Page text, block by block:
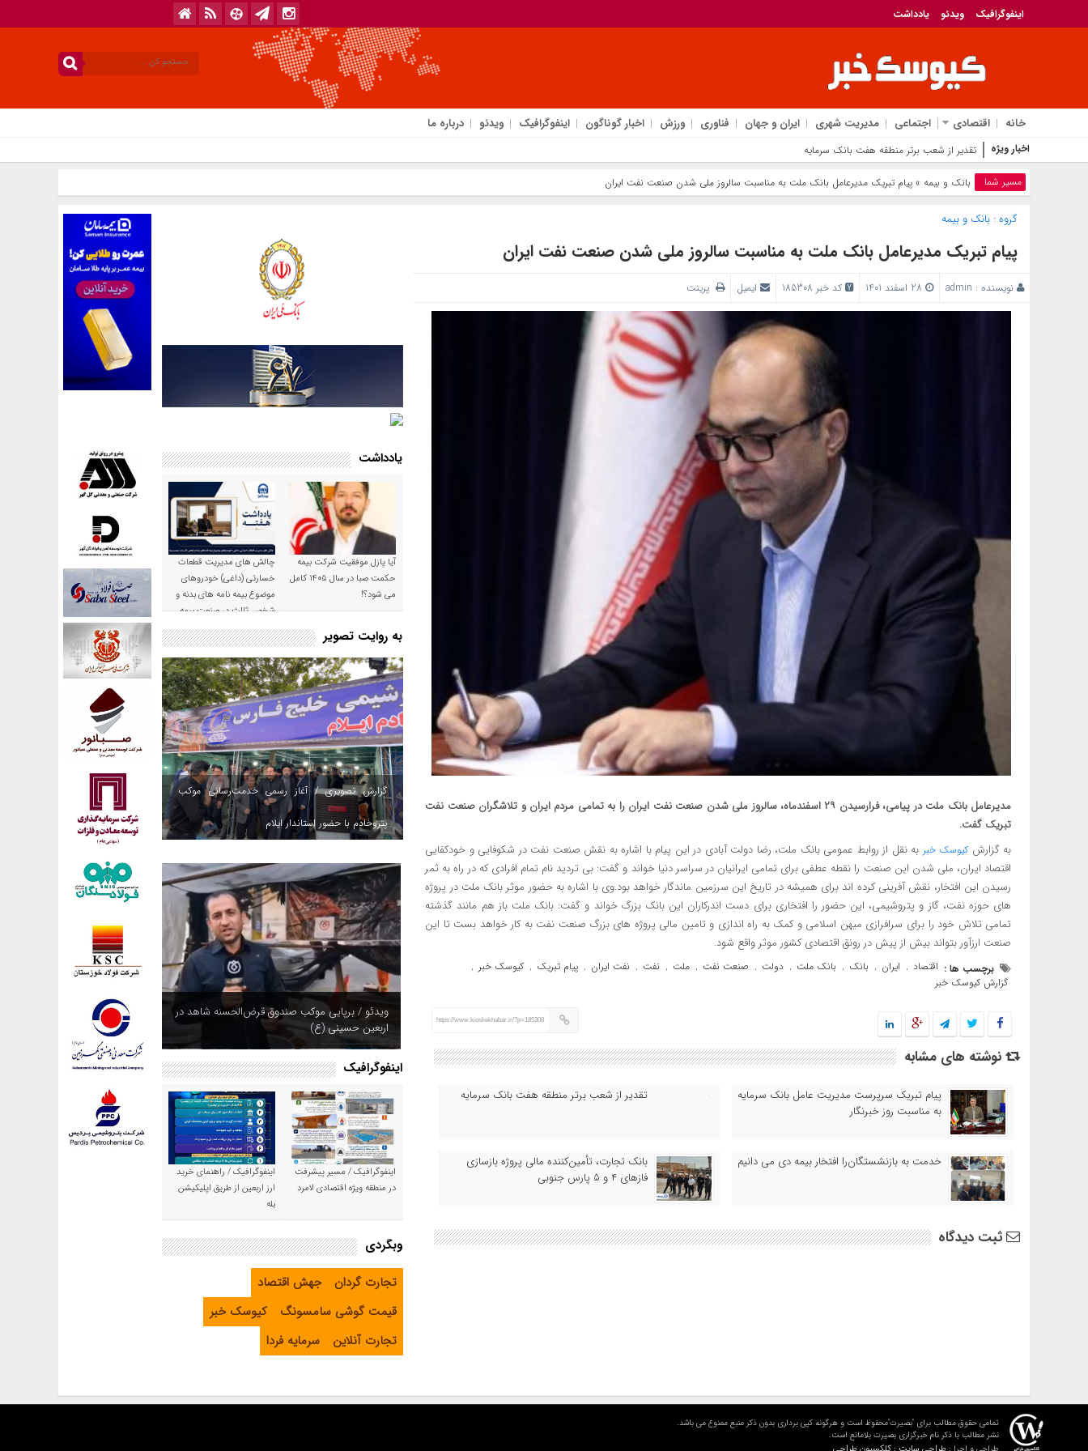
اینفوگرافیک ویدئو یادداشت
خانه اقتصادی اجتماعی مدیریت شهری ایران و جهان فناوری ورزش اخبار گوناگون اینفوگرافیک ویدئو درباره ما
اخبار ویژه تقدیر از شعب برتر منطقه هفت بانک سرمایه
مسیر شما بانک‌ و بیمه » پیام تبریک مدیرعامل بانک ملت به مناسبت سالروز ملی شدن صنعت نفت ایران
گروه :بانک‌ و بیمه
پیام تبریک مدیرعامل بانک ملت به مناسبت سالروز ملی شدن صنعت نفت ایران
نویسنده : admin کد خبر 185308 ایمیل پرینت
مدیرعامل بانک ملت در پیامی، فرارسیدن ۲۹ اسفندماه، سالروز ملی شدن صنعت نفت ایران را به تمامی مردم ایران و تلاشگران صنعت نفت
تبریک گفت.
به گزارش کیوسک خبر به نقل از روابط عمومی بانک ملت، رضا دولت آبادی در این پیام با اشاره به نقش صنعت نفت در شکوفایی و خودکفایی
اقتصاد ایران، ملی شدن این صنعت را نقطه عطفی برای تمامی ایرانیان در سراسر دنیا خواند و گفت: بی تردید نام تمام افرادی که در راه به ثمر
رسیدن این افتخار، نقش آفرینی کرده اند برای همیشه در تاریخ این سرزمین ماندگار خواهد بود.وی با اشاره به حضور موثر بانک ملت در پروژه
های حوزه نفت، گاز و پتروشیمی، این حضور را افتخاری برای دست اندرکاران این بانک بزرگ خواند و گفت: بانک ملت باز هم مانند گذشته
تمامی تلاش خود را برای سرافرازی میهن اسلامی و کمک به راه اندازی و تامین مالی پروژه های بزرگ صنعت نفت به کار خواهد بست تا این
صنعت ارزآور بتواند بیش از پیش در رونق اقتصادی کشور موثر واقع شود.
برچسب ها : اقتصاد , ایران , بانک , بانک ملت , دولت , صنعت نفت , ملت , نفت , نفت ایران , پیام تبریک , کیوسک خبر ,
گزارش کیوسک خبر
https://www.kioskekhabar.ir/?p=185308
نوشته های مشابه
پیام تبریک سرپرست مدیریت عامل بانک سرمایه
به مناسبت روز خبرنگار
تقدیر از شعب برتر منطقه هفت بانک سرمایه
خدمت به بازنشستگان‌را افتخار بیمه دی می دانیم
بانک تجارت، تأمین‌کننده مالی پروژه بازسازی
فازهای ۴ و ۵ پارس جنوبی
ثبت دیدگاه
یادداشت
آیا پازل موفقیت شرکت بیمه
حکمت صبا در سال ۱۴۰۵ کامل
می شود؟!
چالش های مدیریت قطعات
خسارتی (داغی) خودروهای
موضوع بیمه نامه های بدنه و
شخص ثالث در صنعت بیمه
به روایت تصویر
گزارش تصویری / آغاز رسمی خدمت‌رسانی موکب
پتروخادم با حضور استاندار ایلام
ویدئو / برپایی موکب صندوق قرض‌الحسنه شاهد در
اربعین حسینی (ع)
اینفوگرافیک
اینفوگرافیک / مسیر پیشرفت
در منطقه ویژه اقتصادی لامرد
اینفوگرافیک / راهنمای خرید
ارز اربعین از طریق اپلیکیشن
بله
وبگردی
تجارت گردان
جهش اقتصاد
قیمت گوشی سامسونگ
کیوسک خبر
تجارت آنلاین
سرمایه فردا
تمامی حقوق مطالب برای "بصیرت"محفوظ است و هرگونه کپی برداری بدون ذکر منبع ممنوع می باشد.
نشر مطالب با ذکر نام خبرگزاری بصیرت بلامانع است.